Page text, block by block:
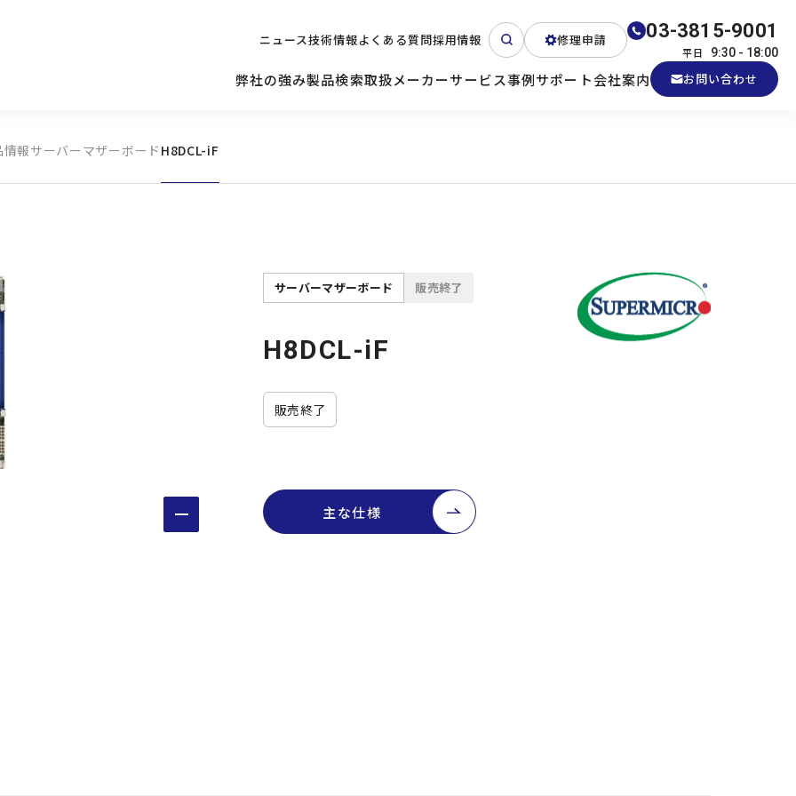
ニュース技術情報よくある質問採用情報 修理申請 03-3815-9001
平日 9:30 - 18:00
弊社の強み製品検索
サーバー 産業用PC
取扱メーカーサービス
キッティング
事例サポート
検討されている方へ
会社案内 お問い合わせ
報サーバーマザーボード H8DCL-iF
サーバーマザーボード 販売終了
H8DCL-iF
販売終了
主な仕様